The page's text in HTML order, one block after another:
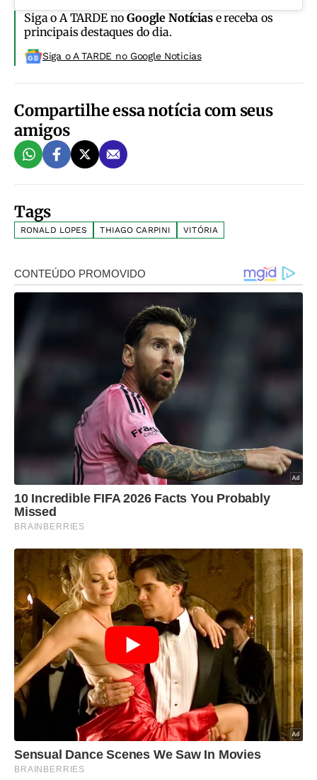
Siga o A TARDE noGoogle Notíciase receba os
principais destaques do dia.
Siga o A TARDE no Google Noticias
Compartilhe essa notícia com seus
amigos
Tags
RONALD LOPES THIAGO CARPINI VITÓRIA